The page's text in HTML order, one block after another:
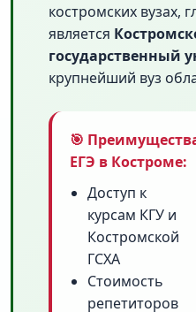
костромских вузах,
является
государственный
крупнейший вуз
🎯
ЕГЭ в Костроме:
Доступ к
курсам КГУ и
Костромской
ГСХА
Стоимость
репетиторов